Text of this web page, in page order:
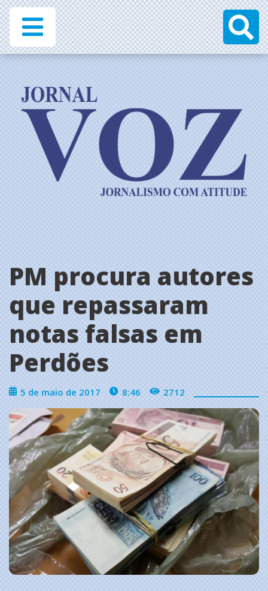
PM procura autores
que repassaram
notas falsas em
Perdões
5 de maio de 2017 8:46 2712